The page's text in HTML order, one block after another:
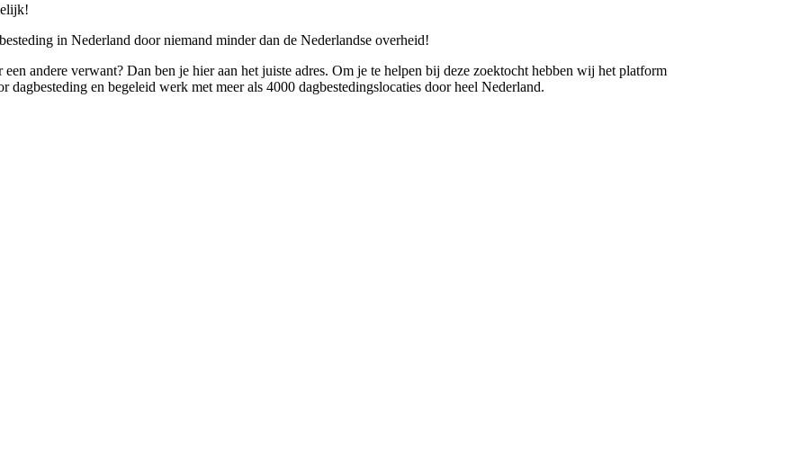
in Nederland door niemand minder dan de Nederlandse overheid!
andere verwant? Dan ben je hier aan het juiste adres. Om je te helpen bij deze zoektocht hebben wij het platform
en begeleid werk met meer als 4000 dagbestedingslocaties door heel Nederland.